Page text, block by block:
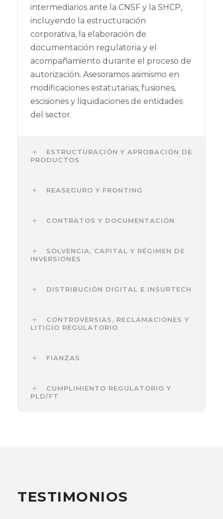
intermediarios ante la CNSF y la SHCP,
incluyendo la estructuración
corporativa, la elaboración de
documentación regulatoria y el
acompañamiento durante el proceso de
autorización. Asesoramos asimismo en
modificaciones estatutarias, fusiones,
escisiones y liquidaciones de entidades
del sector.
ESTRUCTURACIÓN Y APROBACIÓN DE
PRODUCTOS
REASEGURO Y FRONTING
CONTRATOS Y DOCUMENTACIÓN
SOLVENCIA, CAPITAL Y RÉGIMEN DE
INVERSIONES
DISTRIBUCIÓN DIGITAL E INSURTECH
CONTROVERSIAS, RECLAMACIONES Y
LITIGIO REGULATORIO
FIANZAS
CUMPLIMIENTO REGULATORIO Y
PLD/FT
TESTIMONIOS